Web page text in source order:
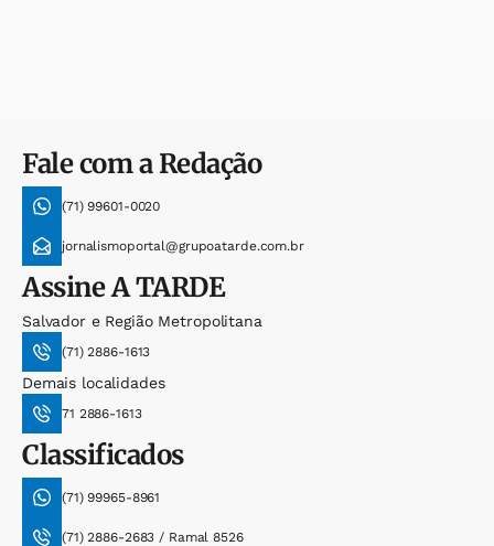
Fale com a Redação
(71) 99601-0020
jornalismoportal@grupoatarde.com.br
AssineA TARDE
Salvador e Região Metropolitana
(71) 2886-1613
Demais localidades
71 2886-1613
Classificados
(71) 99965-8961
(71) 2886-2683 / Ramal 8526